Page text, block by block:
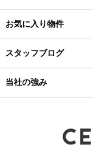
お気に入り物件
スタッフブログ
当社の強み